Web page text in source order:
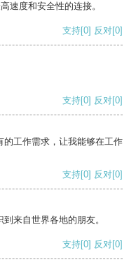
速度和安全性的连接。
支持[0] 反对[0]
支持[0] 反对[0]
的工作需求，让我能够在工作
支持[0] 反对[0]
来自世界各地的朋友。
支持[0] 反对[0]